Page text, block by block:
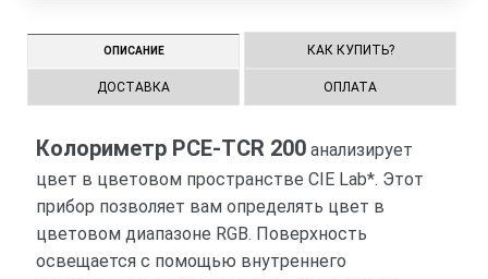
ОПИСАНИЕ КАК КУПИТЬ?
ДОСТАВКА ОПЛАТА
Колориметр PCE-TCR 200анализирует
цвет в цветовом пространстве CIE Lab*. Этот
прибор позволяет вам определять цвет в
цветовом диапазоне RGB. Поверхность
освещается с помощью внутреннего